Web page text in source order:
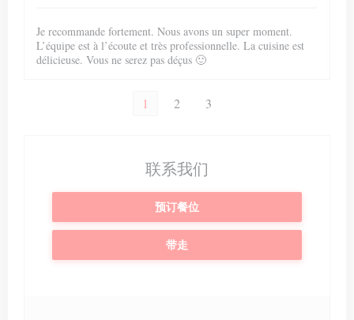
Je recommande fortement. Nous avons un super moment.
L’équipe est à l’écoute et très professionnelle. La cuisine est
délicieuse. Vous ne serez pas déçus 🙂
1 2 3
联系我们
预订餐位
带走